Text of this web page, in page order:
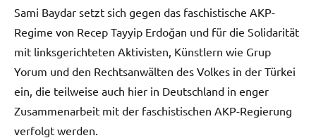
Sami Baydar setzt sich gegen das faschistische AKP-
Regime von Recep Tayyip Erdoğan und für die Solidarität
mit linksgerichteten Aktivisten, Künstlern wie Grup
Yorum und den Rechtsanwälten des Volkes in der Türkei
ein, die teilweise auch hier in Deutschland in enger
Zusammenarbeit mit der faschistischen AKP-Regierung
verfolgt werden.